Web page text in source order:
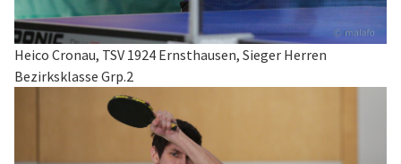
Heico Cronau, TSV 1924 Ernsthausen, Sieger Herren
Bezirksklasse Grp.2